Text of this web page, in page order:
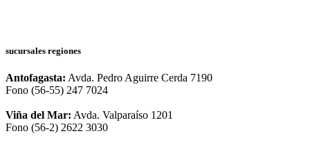
sucursales regiones
Antofagasta: Avda. Pedro Aguirre Cerda 7190
Fono (56-55) 247 7024
Viña del Mar: Avda. Valparaíso 1201
Fono (56-2) 2622 3030